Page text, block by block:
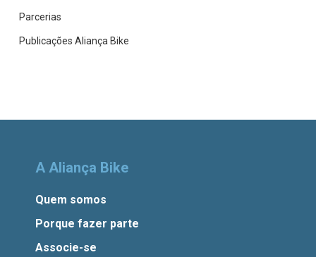
Parcerias
Publicações Aliança Bike
A Aliança Bike
Quem somos
Porque fazer parte
Associe-se